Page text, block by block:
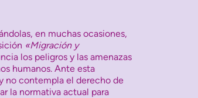
en muchas ocasiones,
«Migración y
los peligros y las amenazas
humanos. Ante esta
no contempla el derecho de
la normativa actual para